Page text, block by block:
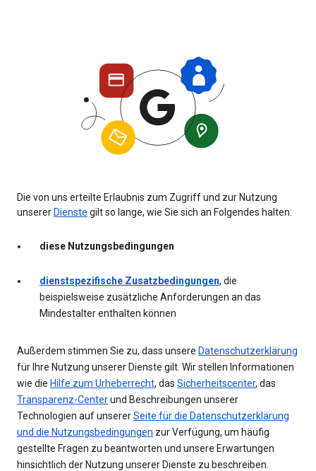
Die von uns erteilte Erlaubnis zum Zugriff und zur Nutzung
unsererDienste gilt so lange, wie Sie sich an Folgendes halten:
diese Nutzungsbedingungen
dienstspezifische Zusatzbedingungen, die
beispielsweise zusätzliche Anforderungen an das
Mindestalter enthalten können
Außerdem stimmen Sie zu, dass unsere Datenschutzerklärung
für Ihre Nutzung unserer Dienste gilt. Wir stellen Informationen
wie die Hilfe zum Urheberrecht, das Sicherheitscenter, das
Transparenz-Centerund Beschreibungen unserer
Technologien auf unsererSeite für die Datenschutzerklärung
und die Nutzungsbedingungen zur Verfügung, um häufig
gestellte Fragen zu beantworten und unsere Erwartungen
hinsichtlich der Nutzung unserer Dienste zu beschreiben.